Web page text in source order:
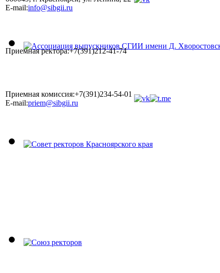
E-mail:info@sibgii.ru
Приемная ректора:+7(391)212-41-74
Приемная комиссия:+7(391)234-54-01
E-mail:priem@sibgii.ru